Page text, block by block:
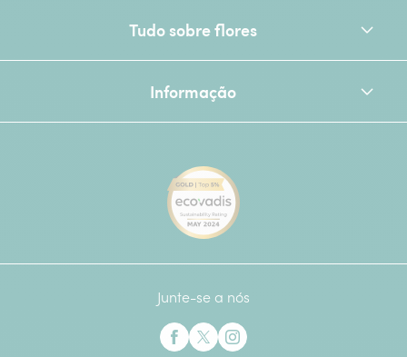
Tudo sobre flores
Informação
Junte-se a nós